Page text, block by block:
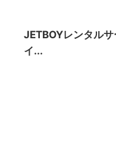
JETBOYレンタル
イ...